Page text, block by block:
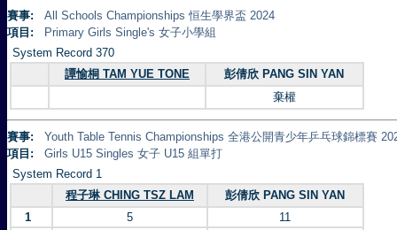
賽事:
All Schools Championships 恒生學界盃 2024
項目:
Primary Girls Single's 女子小學組
System Record 370
譚愉桐 TAM YUE TONE
彭倩欣 PANG SIN YAN
棄權
賽事:
Youth Table Tennis Championships 全港公開青少年乒乓球錦標賽
項目:
Girls U15 Singles 女子 U15 組單打
System Record 1
程子琳 CHING TSZ LAM
彭倩欣 PANG SIN YAN
1
5
11